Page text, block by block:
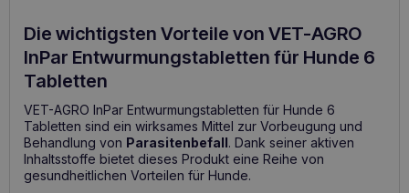
Die wichtigsten Vorteile von VET-AGRO
InPar Entwurmungstabletten für Hunde 6
Tabletten
VET-AGRO InPar Entwurmungstabletten für Hunde 6
Tabletten sind ein wirksames Mittel zur Vorbeugung und
Behandlung von Parasitenbefall . Dank seiner aktiven
Inhaltsstoffe bietet dieses Produkt eine Reihe von
gesundheitlichen Vorteilen für Hunde.